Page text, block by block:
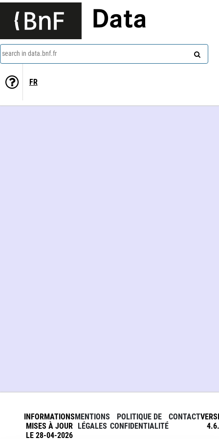
Data
search in data.bnf.fr
FR
INFORMATIONS
MISES À JOUR
LE 28-04-2026
MENTIONS
LÉGALES
POLITIQUE DE
CONFIDENTIALITÉ
CONTACT